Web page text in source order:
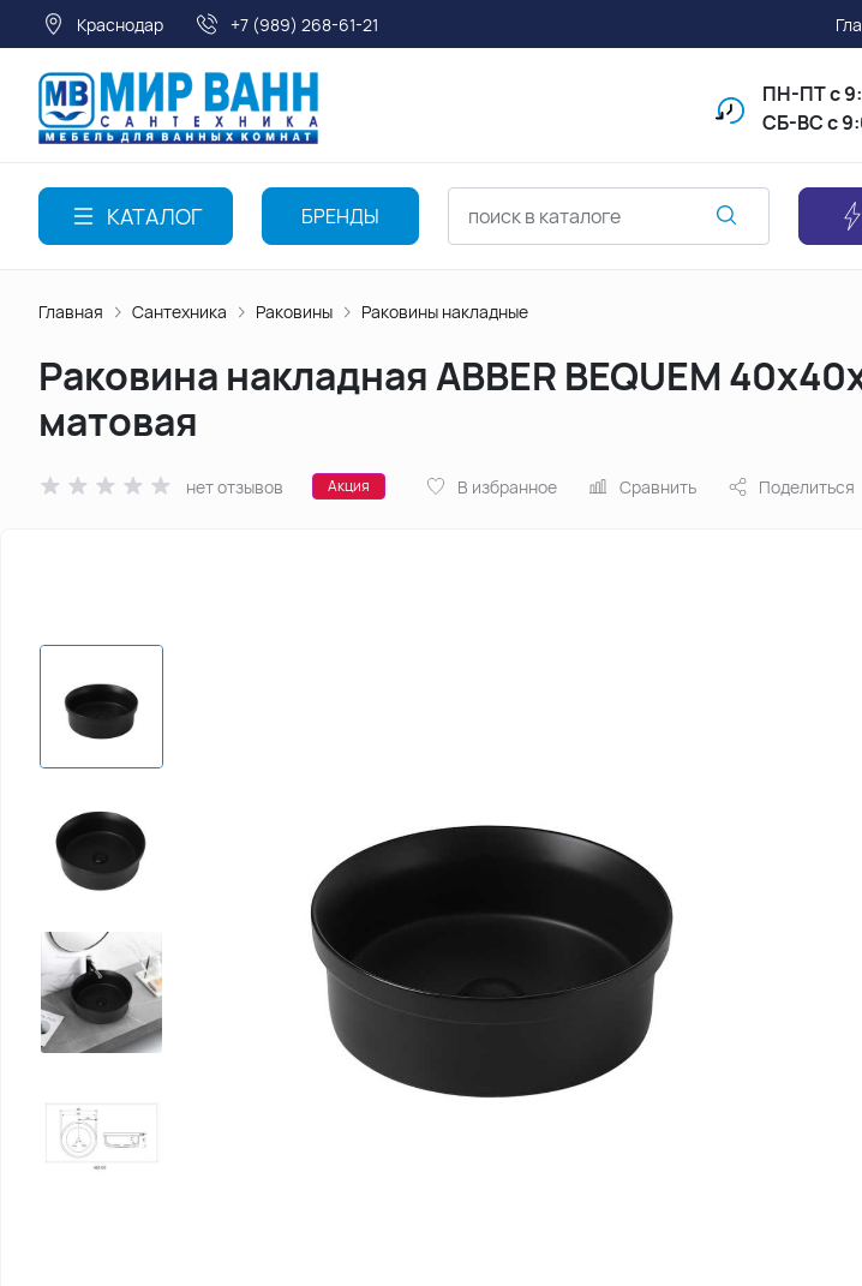
Краснодар +7 (989) 268-61-21
ПН-ПТс
СБ-ВС с
КАТАЛОГ БРЕНДЫ
Главная Сантехника Раковины Раковины накладные
Раковина накладная ABBER BEQUEM
матовая
нет отзывов Акция В избранное Сравнить Поделиться